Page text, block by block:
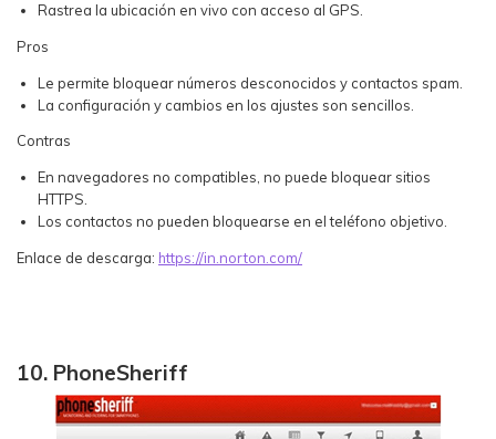
Rastrea la ubicación en vivo con acceso al GPS.
Pros
Le permite bloquear números desconocidos y contactos spam.
La configuración y cambios en los ajustes son sencillos.
Contras
En navegadores no compatibles, no puede bloquear sitios
HTTPS.
Los contactos no pueden bloquearse en el teléfono objetivo.
Enlace de descarga: https://in.norton.com/
10. PhoneSheriff